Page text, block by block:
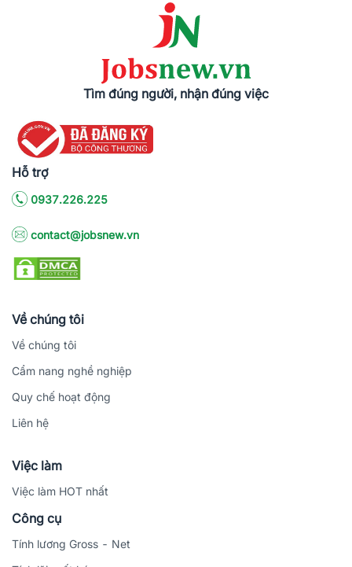
Tìm đúng người, nhận đúng việc
Hỗ trợ
0937.226.225
contact@jobsnew.vn
Về chúng tôi
Về chúng tôi
Cẩm nang nghề nghiệp
Quy chế hoạt động
Liên hệ
Việc làm
Việc làm HOT nhất
Công cụ
Tính lương Gross - Net